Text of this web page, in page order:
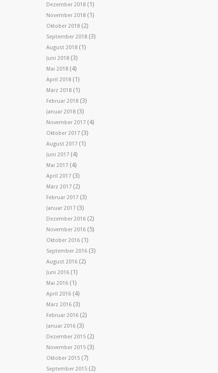
Dezember 2018 (1)
November 2018 (1)
Oktober 2018 (2)
September 2018 (3)
August 2018 (1)
Juni 2018 (3)
Mai 2018 (4)
April 2018 (1)
März 2018 (1)
Februar 2018 (3)
Januar 2018 (3)
November 2017 (4)
Oktober 2017 (3)
August 2017 (1)
Juni 2017 (4)
Mai 2017 (4)
April 2017 (3)
März 2017 (2)
Februar 2017 (3)
Januar 2017 (3)
Dezember 2016 (2)
November 2016 (5)
Oktober 2016 (1)
September 2016 (3)
August 2016 (2)
Juni 2016 (1)
Mai 2016 (1)
April 2016 (4)
März 2016 (3)
Februar 2016 (2)
Januar 2016 (3)
Dezember 2015 (2)
November 2015 (3)
Oktober 2015 (7)
September 2015 (2)